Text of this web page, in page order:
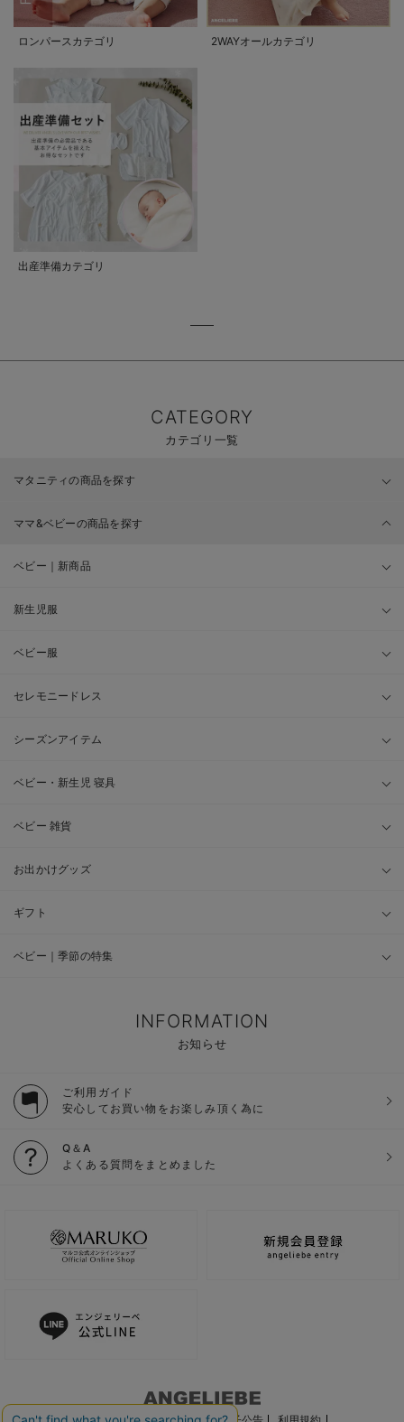
ロンパースカテゴリ 2WAYオールカテゴリ
出産準備カテゴリ
CATEGORY
カテゴリ一覧
マタニティの商品を探す
ママ&ベビーの商品を探す
ベビー｜新商品
新生児服
ベビー服
セレモニードレス
シーズンアイテム
ベビー・新生児 寝具
ベビー 雑貨
お出かけグッズ
ギフト
ベビー｜季節の特集
INFORMATION
お知らせ
ご利用ガイド
安心してお買い物をお楽しみ頂く為に
Q＆A
よくある質問をまとめました